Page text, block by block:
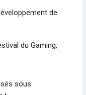
de
du Gaming,
sous